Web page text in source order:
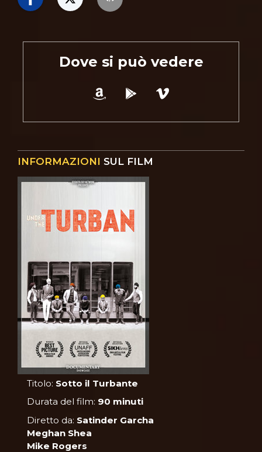
Dove si può vedere
INFORMAZIONI SUL FILM
Titolo: Sotto il Turbante
Durata del film: 90 minuti
Diretto da: Satinder Garcha
Meghan Shea
Mike Rogers